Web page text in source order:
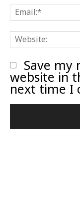
Save my
website in
next time I